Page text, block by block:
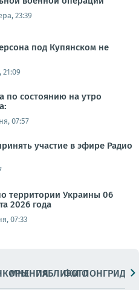
23:39
под Купянском не
21:09
по состоянию на утро
07:57
участие в эфире Радио
территории Украины 06
2026 года
07:33
МНЕНИЯПАБЛИКИ
ФОТОЛОНГРИДЫ